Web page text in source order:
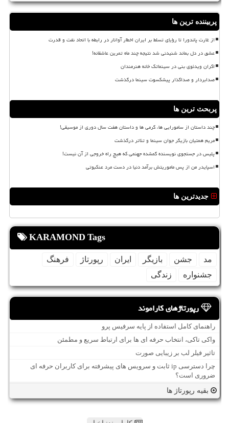
پربیننده ترین ها
از غارت پاندورا تا رؤیای تسلط بر ایران اخطار آواتار در رابطه با اتحاد نفت و قدرت
عشق در دل بماند شنیدنی شد نتیجه چند ماه تمرین عاشقانه!
اکران ویدئوی بنی در سینماتک خانه هنرمندان
صدابردار و صداگذار پیشکسوت سینما درگذشت
پربحث ترین ها
چند داستان از سامورایی ها، گرمی ها و داستان هفت سال دوری از موسیقی!
مریم همتیان بازیگر جوان سینما و تئاتر درگذشت
پلیس در جستجوی نویسنده گمشده جهنمی که هیچ راه خروجی از آن نیست!
اسپایدر من از پس ماموریتش برآمد دنیا در دست مرد عنکبوتی
جدیدترین ها
KARAMOND Tags
مد جشن بازیگر ایران رپورتاژ
فرهنگ
جشنواره
زندگی
رپورتاژهای کاراموند
راهنمای کامل استفاده از پایه سرفیس پرو
واکی تاکی، انتخاب حرفه ای ها برای ارتباط سریع و مطمئن
تاثیر فیلر لب بر زیبایی صورت
چرا دسترسی ip ثابت و سرویس های پیشرفته برای کاربران حرفه ای
ضروری است؟
بقیه رپورتاژ ها